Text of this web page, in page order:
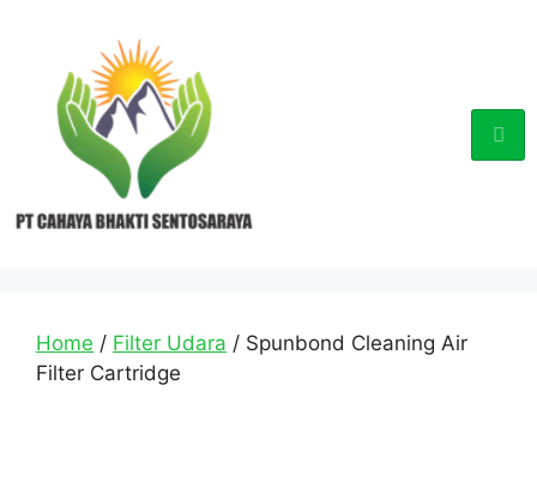
Home / Filter Udara / Spunbond Cleaning Air
Filter Cartridge